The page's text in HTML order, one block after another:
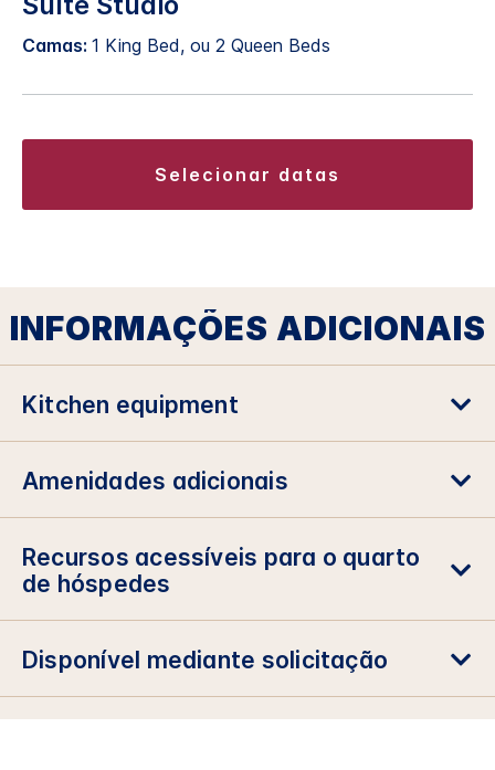
Camas: 1 King Bed, ou 2 Queen Beds
selecionar datas
INFORMAÇÕES ADICIONAIS
Kitchen equipment
Amenidades adicionais
Recursos acessíveis para o quarto
de hóspedes
Disponível mediante solicitação